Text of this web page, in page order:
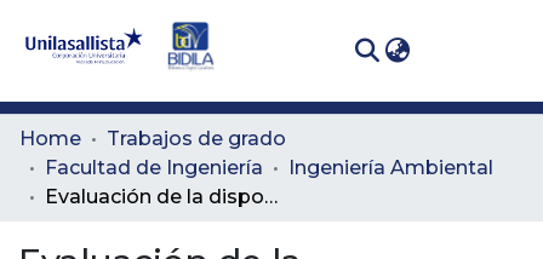
Communities
& Collections
Home
Trabajos de grado
Facultad de Ingeniería
Ingeniería Ambiental
Evaluación de la disponibilidad del recurso hídrico superficial, en el marco de los instrumentos de comando y control ambiental en la jurisdicción de la Oficina Territorial Citará de Corantioquia.